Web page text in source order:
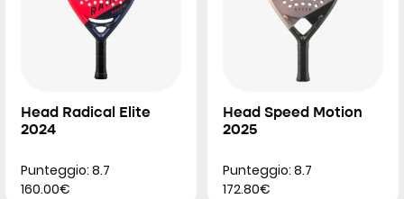
Head Radical Elite
2024
Punteggio: 8.7
160.00€
Head Speed Motion
2025
Punteggio: 8.7
172.80€